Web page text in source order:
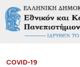
COVID-19